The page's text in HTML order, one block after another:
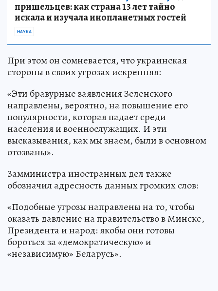
пришельцев: как страна 13 лет тайно
искала и изучала инопланетных гостей
НАУКА
При этом он сомневается, что украинская
стороны в своих угрозах искренняя:
«Эти бравурные заявления Зеленского
направлены, вероятно, на повышение его
популярности, которая падает среди
населения и военнослужащих. И эти
высказывания, как мы знаем, были в основном
отозваны».
Замминистра иностранных дел также
обозначил адресность данных громких слов:
«Подобные угрозы направлены на то, чтобы
оказать давление на правительство в Минске,
Президента и народ: якобы они готовы
бороться за «демократическую» и
«независимую» Беларусь».